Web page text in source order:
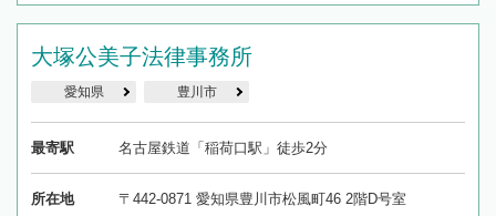
大塚公美子法律事務所
愛知県 豊川市
最寄駅 名古屋鉄道「稲荷口駅」徒歩2分
所在地 〒442-0871 愛知県豊川市松風町46 2階D号室